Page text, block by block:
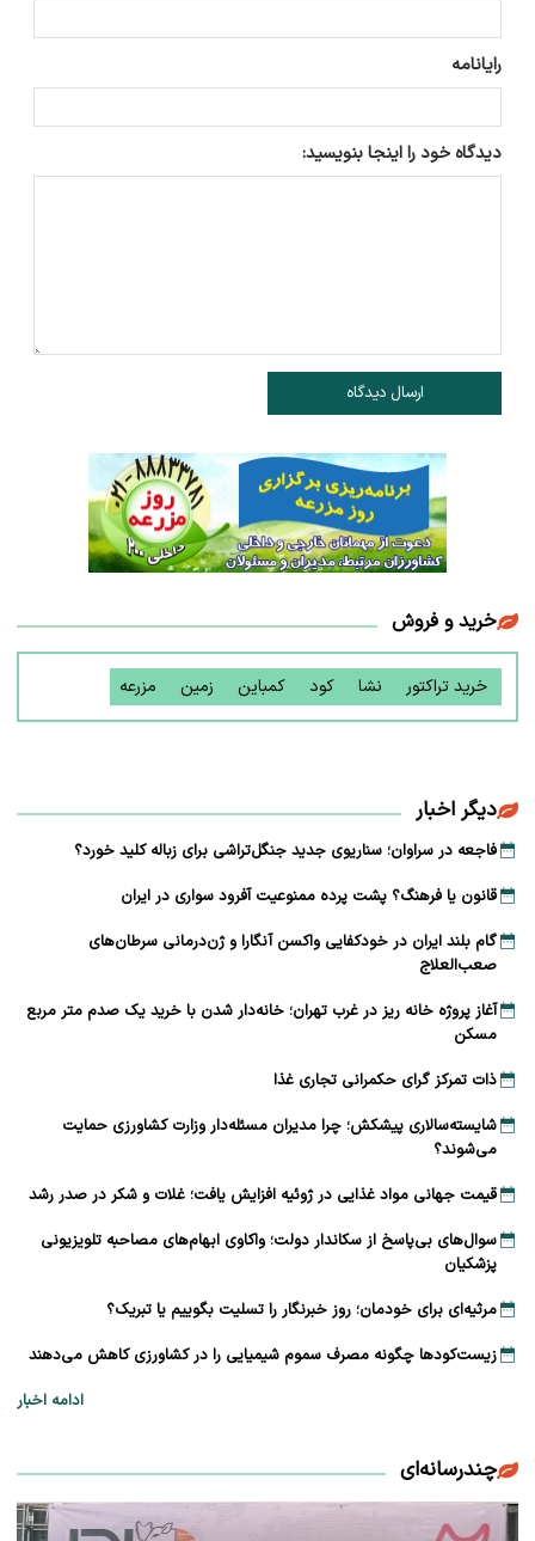
رایانامه
دیدگاه خود را اینجا بنویسید:
ارسال دیدگاه
خرید و فروش
خرید تراکتور نشا کود کمباین زمین مزرعه
دیگر اخبار
فاجعه در سراوان؛ سناریوی جدید جنگل‌تراشی برای زباله کلید خورد؟
قانون یا فرهنگ؟ پشت پرده ممنوعیت آفرود سواری در ایران
گام بلند ایران در خودکفایی واکسن آنگارا و ژن‌درمانی سرطان‌های
صعب‌العلاج
آغاز پروژه خانه ریز در غرب تهران؛ خانه‌دار شدن با خرید یک صدم متر مربع
مسکن
ذات تمرکز گرای حکمرانی تجاری غذا
شایسته‌سالاری پیشکش؛ چرا مدیران مسئله‌دار وزارت کشاورزی حمایت
می‌شوند؟
قیمت جهانی مواد غذایی در ژوئیه افزایش یافت؛ غلات و شکر در صدر رشد
سوال‌های بی‌پاسخ از سکاندار دولت؛ واکاوی ابهام‌های مصاحبه تلویزیونی
پزشکیان
مرثیه‌ای برای خودمان؛ روز خبرنگار را تسلیت بگوییم یا تبریک؟
زیست‌کودها چگونه مصرف سموم شیمیایی را در کشاورزی کاهش می‌دهند
ادامه اخبار
چندرسانه‌ای